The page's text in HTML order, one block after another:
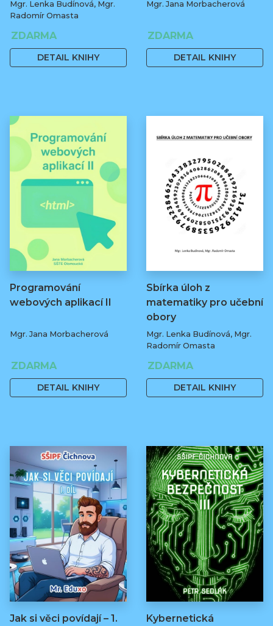
Mgr. Lenka Budínová, Mgr.
Radomír Omasta
ZDARMA
DETAIL KNIHY
Mgr. Jana Morbacherová
ZDARMA
DETAIL KNIHY
Programování
webových aplikací II
Mgr. Jana Morbacherová
ZDARMA
DETAIL KNIHY
Sbírka úloh z
matematiky pro učební
obory
Mgr. Lenka Budínová, Mgr.
Radomír Omasta
ZDARMA
DETAIL KNIHY
Jak si věci povídají – 1.
Kybernetická